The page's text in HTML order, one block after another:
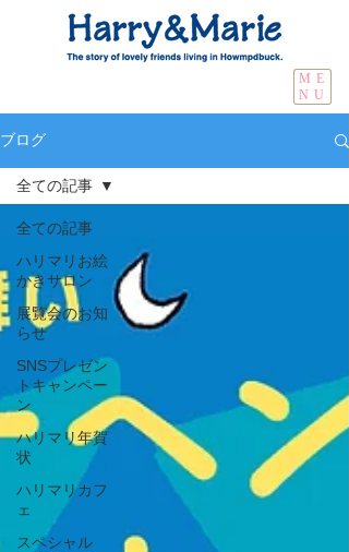
ME
NU
ブログ
全ての記事
ハリマリお絵
かきサロン
展覧会のお知
らせ
SNSプレゼン
トキャンペー
ン
ハリマリ年賀
状
ハリマリカフ
ェ
スペシャル
全ての記事